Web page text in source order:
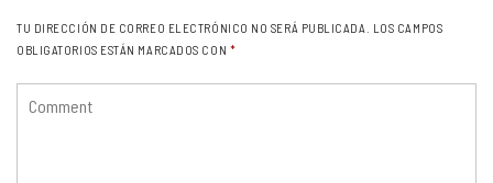
TU DIRECCIÓN DE CORREO ELECTRÓNICO NO SERÁ PUBLICADA.
LOS CAMPOS
OBLIGATORIOS ESTÁN MARCADOS CON *